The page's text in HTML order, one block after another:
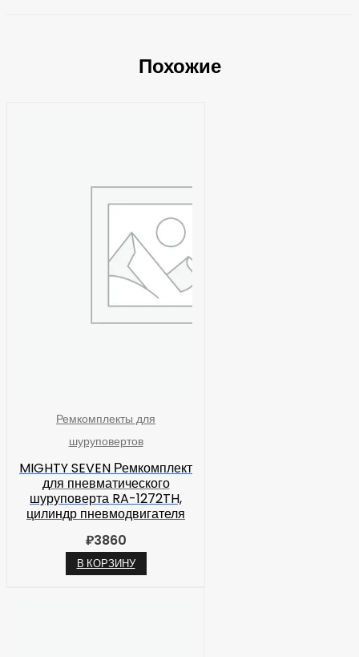
Похожие
Ремкомплекты для
шуруповертов
MIGHTY SEVEN Ремкомплект
для пневматического
шуруповерта RA-1272TH,
цилиндр пневмодвигателя
₽3860
В КОРЗИНУ